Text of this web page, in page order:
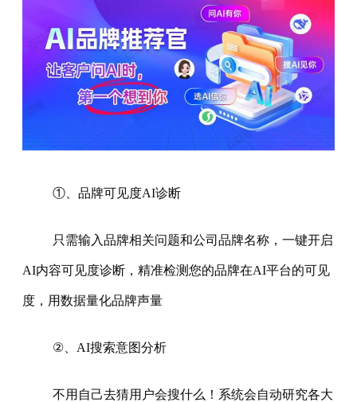
①、品牌可见度AI诊断
只需输入品牌相关问题和公司品牌名称，一键开启
AI内容可见度诊断，精准检测您的品牌在AI平台的可见
度，用数据量化品牌声量
②、AI搜索意图分析
不用自己去猜用户会搜什么！系统会自动研究各大